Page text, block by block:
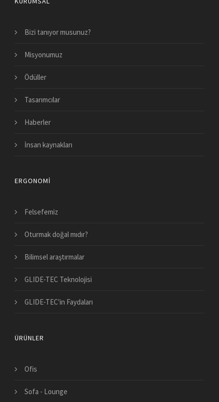
Bizi tanıyor musunuz?
Misyonumuz
Ödüller
Tasarımcılar
Haberler
İnsan kaynakları
ERGONOMI
Felsefemiz
Oturmak doğal mıdır?
Bilimsel araştırmalar
GLIDE-TEC Teknolojisi
GLIDE-TEC'in Faydaları
ÜRÜNLER
Ofis
Sofa - Lounge